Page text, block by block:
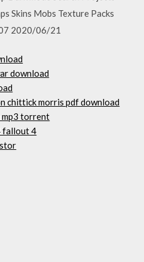
Skins Mobs Texture Packs
2020/06/21
download
chittick morris pdf download
mp3 torrent
fallout 4